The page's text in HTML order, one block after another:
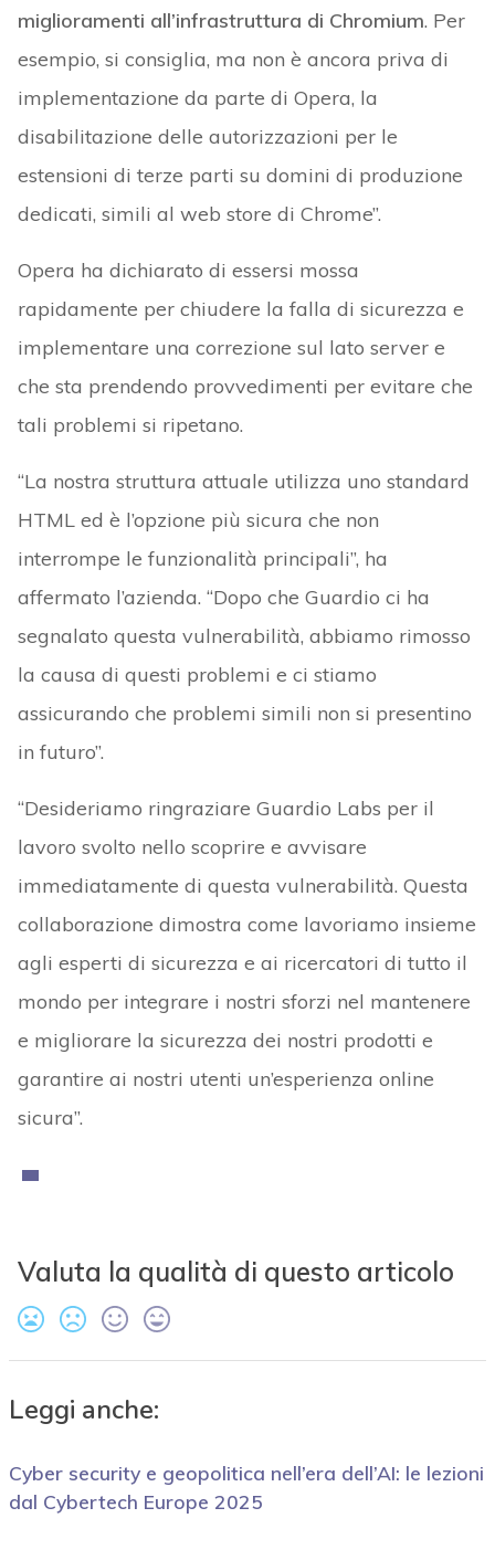
miglioramenti all’infrastruttura di Chromium. Per
esempio, si consiglia, ma non è ancora priva di
implementazione da parte di Opera, la
disabilitazione delle autorizzazioni per le
estensioni di terze parti su domini di produzione
dedicati, simili al web store di Chrome”.
Opera ha dichiarato di essersi mossa
rapidamente per chiudere la falla di sicurezza e
implementare una correzione sul lato server e
che sta prendendo provvedimenti per evitare che
tali problemi si ripetano.
“La nostra struttura attuale utilizza uno standard
HTML ed è l’opzione più sicura che non
interrompe le funzionalità principali”, ha
affermato l’azienda. “Dopo che Guardio ci ha
segnalato questa vulnerabilità, abbiamo rimosso
la causa di questi problemi e ci stiamo
assicurando che problemi simili non si presentino
in futuro”.
“Desideriamo ringraziare Guardio Labs per il
lavoro svolto nello scoprire e avvisare
immediatamente di questa vulnerabilità. Questa
collaborazione dimostra come lavoriamo insieme
agli esperti di sicurezza e ai ricercatori di tutto il
mondo per integrare i nostri sforzi nel mantenere
e migliorare la sicurezza dei nostri prodotti e
garantire ai nostri utenti un’esperienza online
sicura”.
Valuta la qualità di questo articolo
Leggi anche:
Cyber security e geopolitica nell’era dell’AI: le lezioni
dal Cybertech Europe 2025